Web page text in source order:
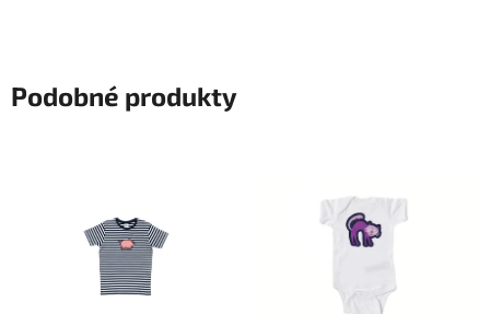
Podobné produkty